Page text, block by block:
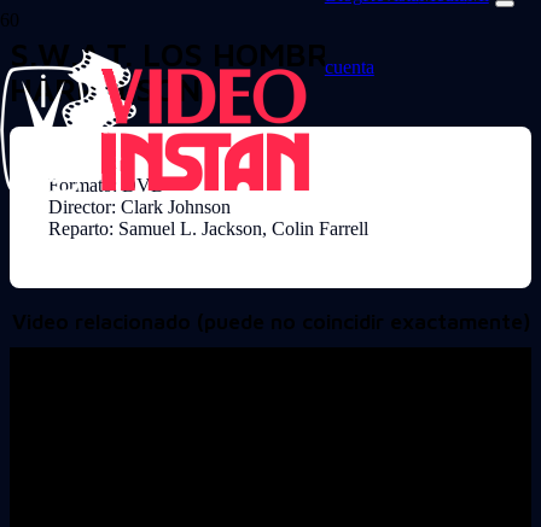
cuenta
S.W.A.T. LOS HOMBRES DE
HARRELSON
Formato: DVD
Director: Clark Johnson
Reparto: Samuel L. Jackson, Colin Farrell
Video relacionado (puede no coincidir exactamente)